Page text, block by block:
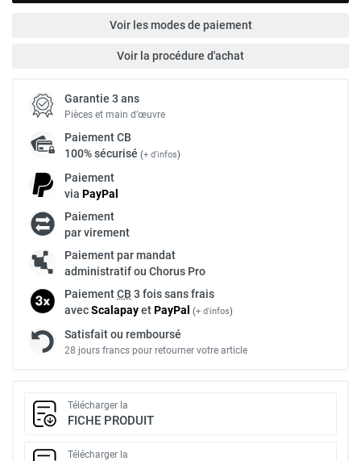
Voir les modes de paiement
Voir la procédure d'achat
Garantie 3 ans
Pièces et main d’œuvre
PaiementCB
100% sécurisé (+ d'infos)
Paiement
via PayPal
Paiement
par virement
Paiement par mandat
administratif ou Chorus Pro
PaiementCB 3 fois sans frais
avecScalapayetPayPal (+ d'infos)
Satisfait ou remboursé
28 jours francs pour retourner votre article
Télécharger la
FICHE PRODUIT
Télécharger la